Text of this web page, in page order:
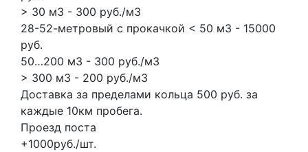
> 30 м3 - 300 руб./м3
28-52-метровый с прокачкой < 50 м3 - 15000
руб.
50…200 м3 - 300 руб./м3
> 300 м3 - 200 руб./м3
Доставка за пределами кольца 500 руб. за
каждые 10км пробега.
Проезд поста
+1000руб./шт.